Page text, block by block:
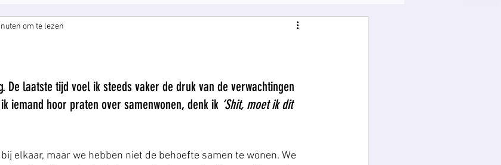
om te lezen
De laatste tijd voel ik steeds vaker de druk van de verwachtingen
iemand hoor praten over samenwonen, denk ik ‘Shit, moet ik dit
elkaar, maar we hebben niet de behoefte samen te wonen. We